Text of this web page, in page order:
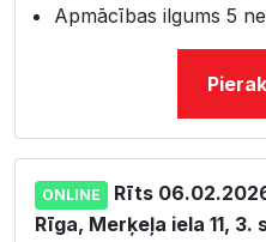
Apmācības ilgums 5
ONLINE
Rīts
Rīga, Merķeļa iela 11, 3.